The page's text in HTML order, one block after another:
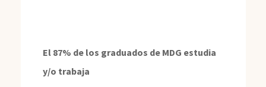
El 87% de los graduados de MDG estudia
y/o trabaja